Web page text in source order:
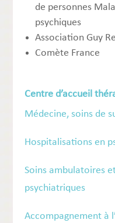
de personnes
psychiques
Association Guy
Comète France
Centre d’accueil
Médecine, soins de
Hospitalisations en
Soins ambulatoires
psychiatriques
Accompagnement à